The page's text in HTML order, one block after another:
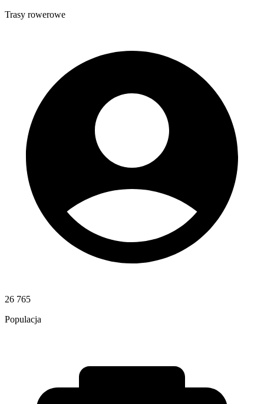
Trasy rowerowe
26 765
Populacja